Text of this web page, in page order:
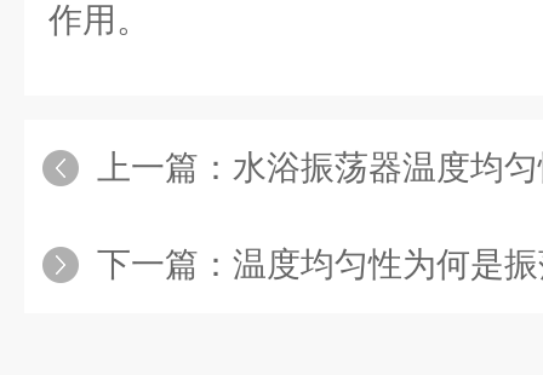
作用。
上一篇： 水浴振荡器温度均
下一篇： 温度均匀性为何是振